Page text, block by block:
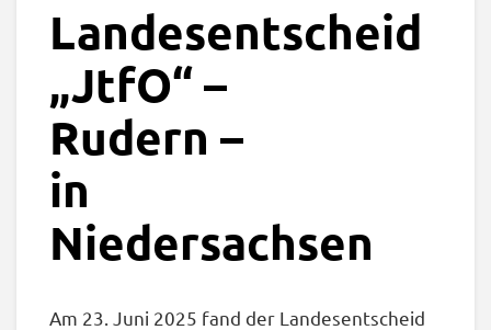
Landesentscheid
„JtfO“ –
Rudern –
in
Niedersachsen
Am 23. Juni 2025 fand der Landesentscheid